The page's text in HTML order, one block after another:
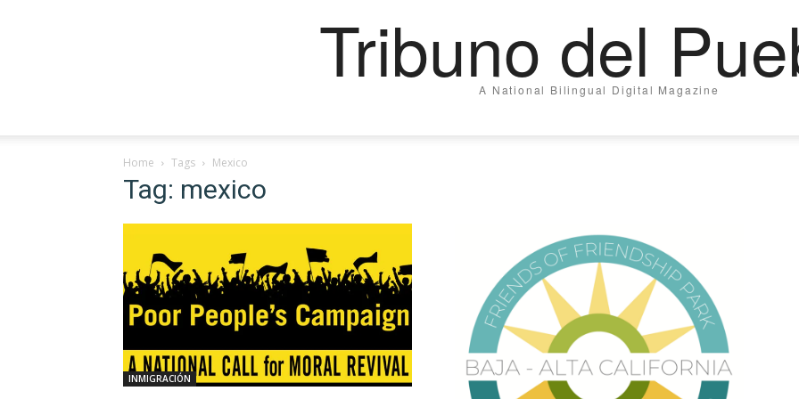
Tribuno del
A National Bilingual Digital Magazine
Home Tags Mexico
Tag: mexico
INMIGRACIÓN